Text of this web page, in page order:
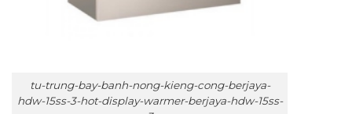
tu-trung-bay-banh-nong-kieng-cong-berjaya-
hdw-15ss-3-hot-display-warmer-berjaya-hdw-15ss-